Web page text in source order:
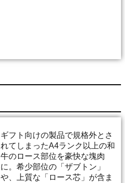
ギフト向けの製品で規格外とさ
れてしまったA4ランク以上の和
牛のロース部位を豪快な塊肉
に。希少部位の「ザブトン」
や、上質な「ロース芯」が含ま